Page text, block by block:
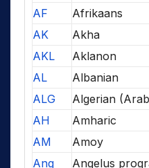
AF
Afrikaans
AK
Akha
AKL
Aklanon
AL
Albanian
ALG
Algerian
AH
Amharic
AM
Amoy
Ang
Angelus